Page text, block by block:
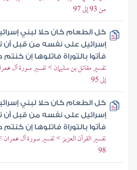
من 93 إلى 97
كل الطعام كان حلا لبني
إسرائيل على نفسه من قبل أن
فأتوا بالتوراة فاتلوها إن
إلى 95
كل الطعام كان حلا لبني
إسرائيل على نفسه من قبل أن
فأتوا بالتوراة فاتلوها إن
98